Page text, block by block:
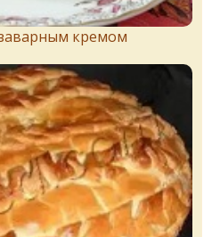
кремом